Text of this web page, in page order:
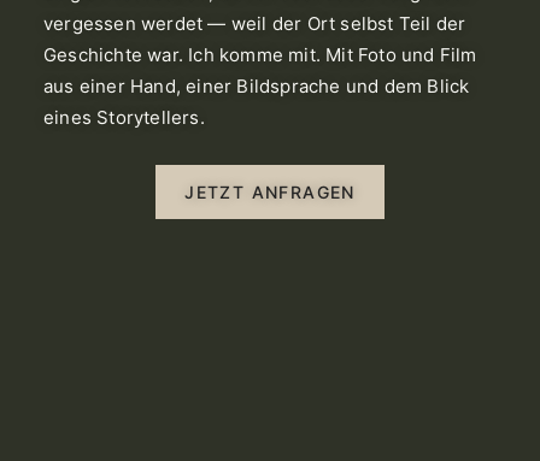
vergessen werdet — weil der Ort selbst Teil der
Geschichte war. Ich komme mit. Mit Foto und Film
aus einer Hand, einer Bildsprache und dem Blick
eines Storytellers.
JETZT ANFRAGEN